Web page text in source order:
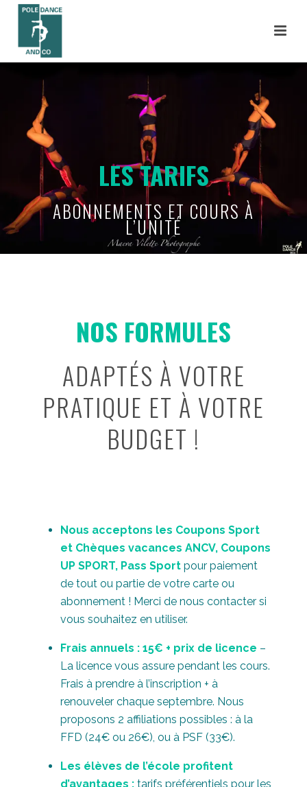
LES TARIFS
ABONNEMENTS ET COURS À
L’UNITÉ
NOS FORMULES
ADAPTÉS À VOTRE
PRATIQUE ET À VOTRE
BUDGET !
Nous acceptons les Coupons Sport
et Chèques vacances ANCV, Coupons
UP SPORT, Pass Sportpour paiement
de tout ou partie de votre carte ou
abonnement ! Merci de nous contacter si
vous souhaitez en utiliser.
Frais annuels : 15€ + prix de licence –
La licence vous assure pendant les cours.
Frais à prendre à l’inscription + à
renouveler chaque septembre. Nous
proposons 2 affiliations possibles : à la
FFD (24€ ou 26€), ou à PSF (33€).
Les élèves de l’école profitent
d’avantages :tarifs préférentiels pour les